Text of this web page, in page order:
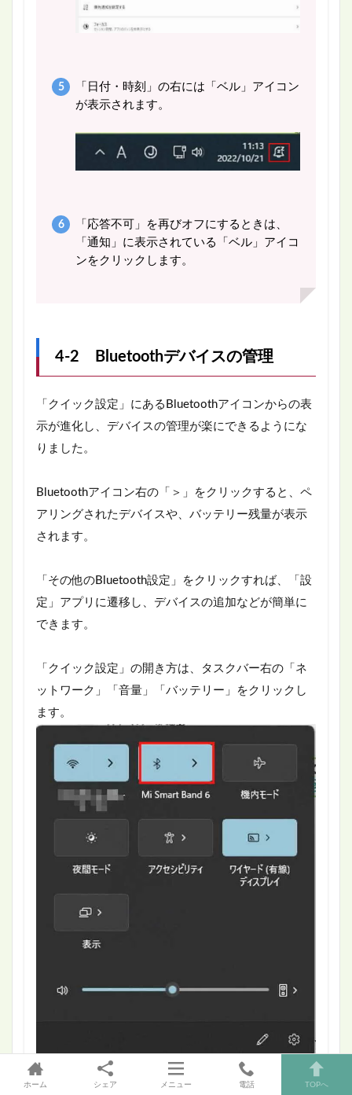
「日付・時刻」の右には「ベル」アイコン
が表示されます。
「応答不可」を再びオフにするときは、
「通知」に表示されている「ベル」アイコ
ンをクリックします。
4-2 Bluetoothデバイスの管理
「クイック設定」にあるBluetoothアイコンからの表
示が進化し、デバイスの管理が楽にできるようにな
りました。
Bluetoothアイコン右の「＞」をクリックすると、ペ
アリングされたデバイスや、バッテリー残量が表示
されます。
「その他のBluetooth設定」をクリックすれば、「設
定」アプリに遷移し、デバイスの追加などが簡単に
できます。
「クイック設定」の開き方は、タスクバー右の「ネ
ットワーク」「音量」「バッテリー」をクリックし
ます。
Bluetoothの「＞」をクリックします。
ホーム シェア メニュー 電話 TOPへ